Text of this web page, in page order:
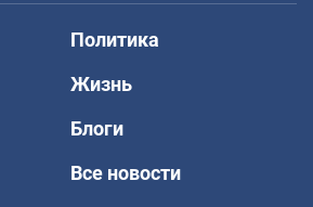
Политика
Жизнь
Блоги
Все новости